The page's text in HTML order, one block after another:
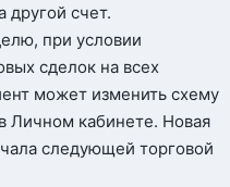
другой счет.
при условии
сделок на всех
может изменить схему
Личном кабинете. Новая
следующей торговой